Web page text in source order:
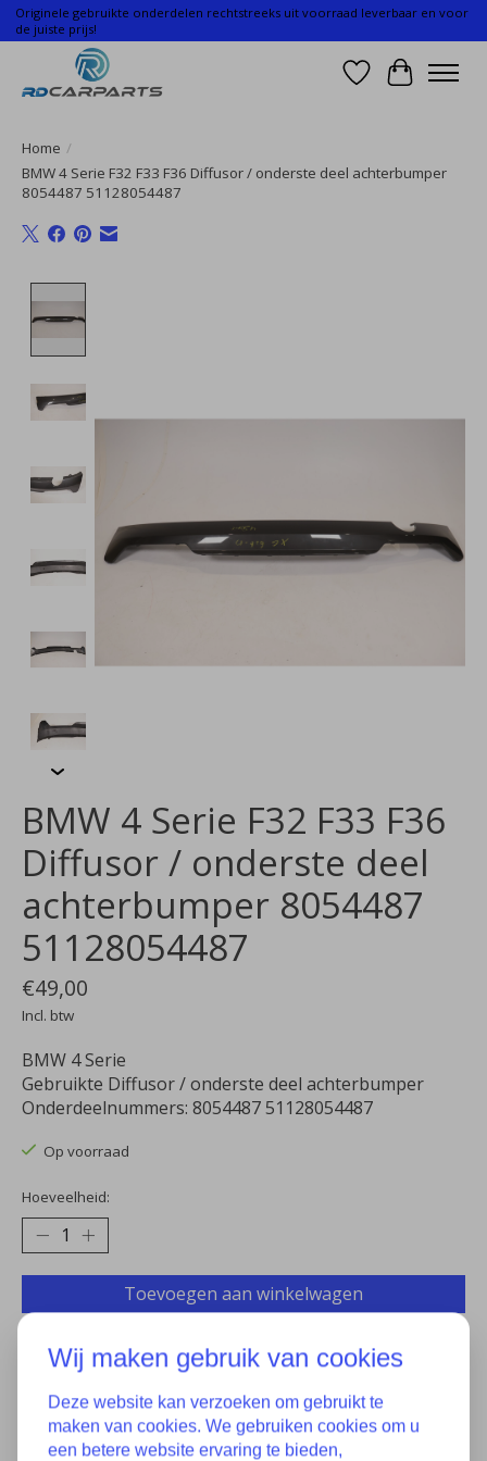
Originele gebruikte onderdelen rechtstreeks uit voorraad leverbaar en voor
de juiste prijs!
Verlanglijst
Home /
BMW 4 Serie F32 F33 F36 Diffusor / onderste deel achterbumper
8054487 51128054487
BMW 4 Serie F32 F33 F36
Diffusor / onderste deel
achterbumper 8054487
51128054487
€49,00
Incl. btw
BMW 4 Serie
Gebruikte Diffusor / onderste deel achterbumper
Onderdeelnummers: 8054487 51128054487
Op voorraad
Hoeveelheid:
Toevoegen aan winkelwagen
Toevoegen om te vergelijken
Wij maken gebruik van cookies
Deze website kan verzoeken om gebruikt te
maken van cookies. We gebruiken cookies om u
een betere website ervaring te bieden,